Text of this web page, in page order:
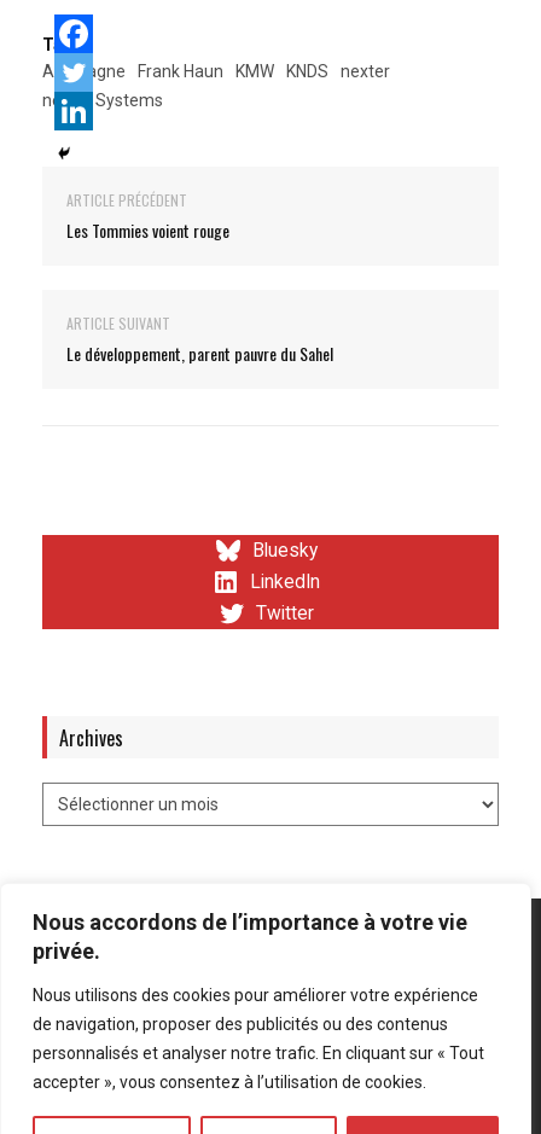
Nous accordons de l’importance à votre vie
privée.
Nous utilisons des cookies pour améliorer votre expérience
de navigation, proposer des publicités ou des contenus
personnalisés et analyser notre trafic. En cliquant sur « Tout
accepter », vous consentez à l’utilisation de cookies.
Tags:
Allemagne
Frank Haun KMW KNDS
nexter
nexter Systems
ARTICLE PRÉCÉDENT
Les Tommies voient rouge
ARTICLE SUIVANT
Le développement, parent pauvre du Sahel
Bluesky
LinkedIn
Twitter
Archives
Mentions légales Politique de confidentialité
Bluesky
LinkedIn
Twitter